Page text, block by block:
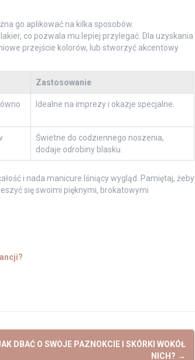
go aplikować na kilka sposobów.
co pozwala mu lepiej przylegać. Dla uzyskania
przejście kolorów, lub stworzyć akcentowy
Zastosowanie
Idealne na imprezy i okazje specjalne.
Świetne do codziennego noszenia,
dodaje odrobiny blasku.
i nada manicure lśniący wygląd. Pamiętaj, żeby
się swoimi pięknymi, brokatowymi
DBAĆ O SWOJE PAZNOKCIE I SKÓRKI WOKÓŁ
NICH? →